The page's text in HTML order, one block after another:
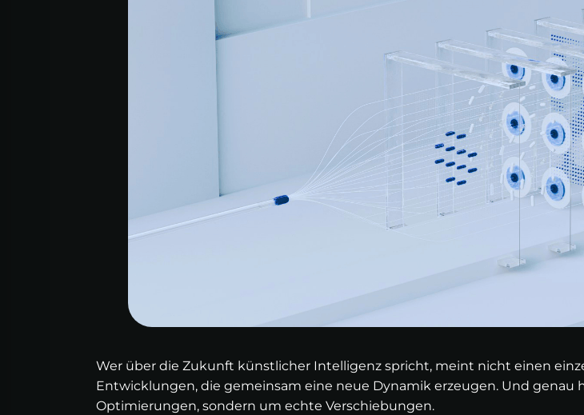
Wer über die Zukunft künstlicher Intelligenz spricht, meint nicht einen
Entwicklungen, die gemeinsam eine neue Dynamik erzeugen. Und
Optimierungen, sondern um echte Verschiebungen.